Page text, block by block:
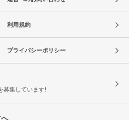
利用規約
プライバシーポリシー
募集しています!